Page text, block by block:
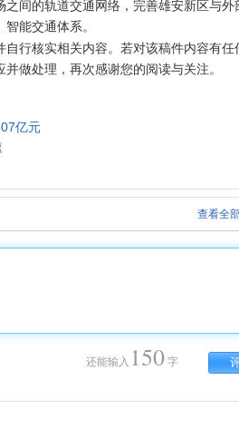
间的轨道交通网络，完善雄安新区与外
能交通体系。
行核实相关内容。若对该稿件内容有任
做处理，再次感谢您的阅读与关注。
亿元
查看全
还能输入 150 字